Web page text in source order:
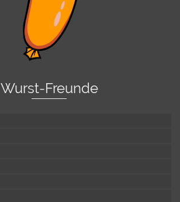
Wurst-Freunde